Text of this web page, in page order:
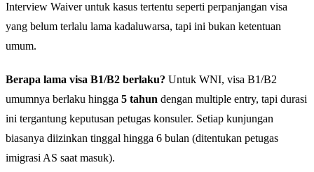
Interview Waiver untuk kasus tertentu seperti perpanjangan visa
yang belum terlalu lama kadaluwarsa, tapi ini bukan ketentuan
umum.
Berapa lama visa B1/B2 berlaku? Untuk WNI, visa B1/B2
umumnya berlaku hingga 5 tahun dengan multiple entry, tapi durasi
ini tergantung keputusan petugas konsuler. Setiap kunjungan
biasanya diizinkan tinggal hingga 6 bulan (ditentukan petugas
imigrasi AS saat masuk).